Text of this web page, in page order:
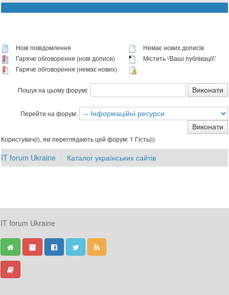
Нові повідомлення
Гаряче обговорення (нові дописи)
Гаряче обговорення (немає нових)
Немає нових дописів
Містить \'Ваші публікації\'
Пошук на цьому форумі:
Перейти на форум:
Користувач(і), які переглядають цей форум: 1 Гість(і)
IT forum Ukraine Каталог українських сайтів
IT forum Ukraine